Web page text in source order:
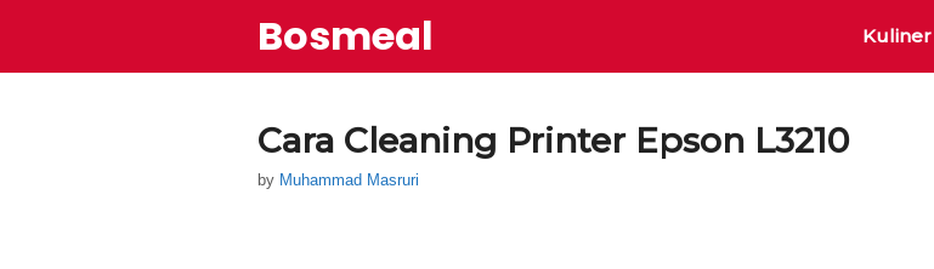
content
Bosmeal Kuliner
Cara Cleaning Printer Epson L3210
by Muhammad Masruri